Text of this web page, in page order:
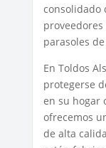
consolidado
parasoles
En Toldos
protegerse
en su hogar
ofrecemos
de alta